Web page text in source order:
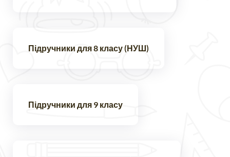
Підручники для 8 класу (НУШ)
Підручники для 9 класу